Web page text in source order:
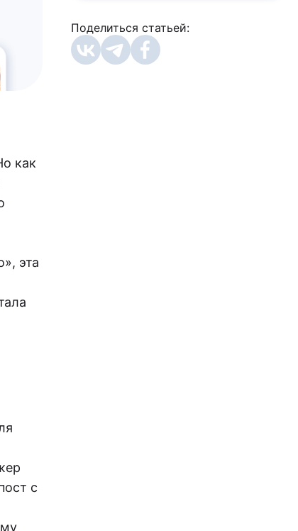
Поделиться статьей:
как
эта
с